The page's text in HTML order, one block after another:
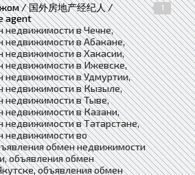
/ 国外房地产经纪人 /
agent
1
недвижимости в Чечне,
недвижимости в Абакане,
недвижимости в Хакасии,
недвижимости в Ижевске,
недвижимости в Удмуртии,
недвижимости в Кызыле,
недвижимости в Тыве,
недвижимости в Казани,
недвижимости в Татарстане,
недвижимости во
обмен недвижимости
объявления обмен
объявления обмен